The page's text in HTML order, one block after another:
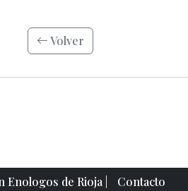
Volver
Enologos de Rioja | Contacto